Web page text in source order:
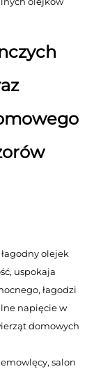
olejek
uspokaja
łagodzi
napięcie w
domowych
salon